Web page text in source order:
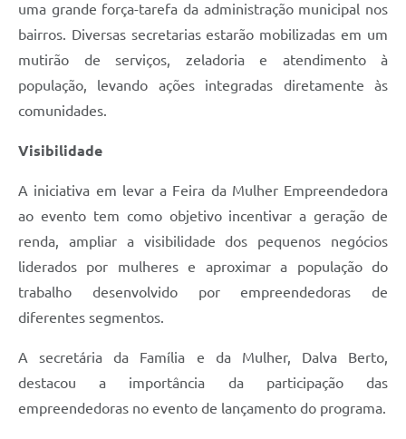
uma grande força-tarefa da administração municipal nos
bairros. Diversas secretarias estarão mobilizadas em um
mutirão de serviços, zeladoria e atendimento à
população, levando ações integradas diretamente às
comunidades.
Visibilidade
A iniciativa em levar a Feira da Mulher Empreendedora
ao evento tem como objetivo incentivar a geração de
renda, ampliar a visibilidade dos pequenos negócios
liderados por mulheres e aproximar a população do
trabalho desenvolvido por empreendedoras de
diferentes segmentos.
A secretária da Família e da Mulher, Dalva Berto,
destacou a importância da participação das
empreendedoras no evento de lançamento do programa.